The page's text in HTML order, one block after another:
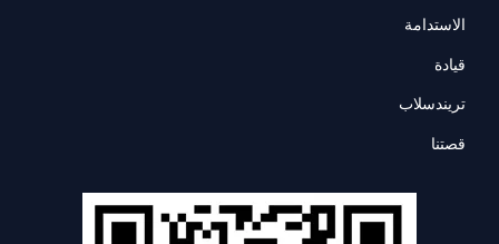
الاستدامة
قيادة
تريندسلاب
قصتنا